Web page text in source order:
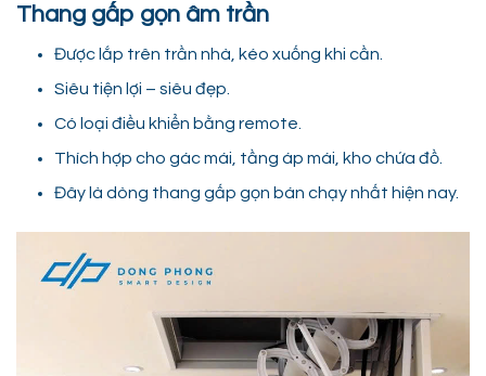
Thang gấp gọn âm trần
Được lắp trên trần nhà, kéo xuống khi cần.
Siêu tiện lợi – siêu đẹp.
Có loại điều khiển bằng remote.
Thích hợp cho gác mái, tầng áp mái, kho chứa đồ.
Đây là dòng thang gấp gọn bán chạy nhất hiện nay.